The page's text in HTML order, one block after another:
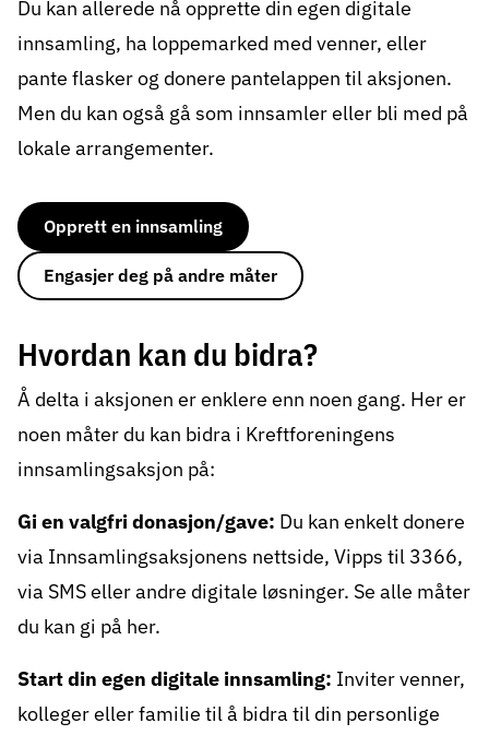
Du kan allerede nå opprette din egen digitale
innsamling, ha loppemarked med venner, eller
pante flasker og donere pantelappen til aksjonen.
Men du kan også gå som innsamler eller bli med på
lokale arrangementer.
Opprett en innsamling
Engasjer deg på andre måter
Hvordan kan du bidra?
Å delta i aksjonen er enklere enn noen gang. Her er
noen måter du kan bidra i Kreftforeningens
innsamlingsaksjon på:
Gi en valgfri donasjon/gave: Du kan enkelt donere
via Innsamlingsaksjonens nettside, Vipps til 3366,
via SMS eller andre digitale løsninger. Se alle måter
du kan gi på her.
Start din egen digitale innsamling: Inviter venner,
kolleger eller familie til å bidra til din personlige